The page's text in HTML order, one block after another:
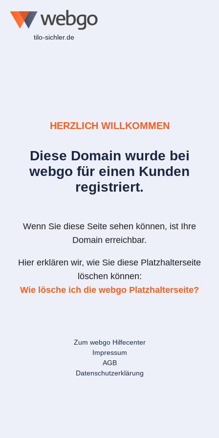
tilo-sichler.de
HERZLICH WILLKOMMEN
Diese Domain wurde bei
webgo für einen Kunden
registriert.
Wenn Sie diese Seite sehen können, ist Ihre
Domain erreichbar.
Hier erklären wir, wie Sie diese Platzhalterseite
löschen können:
Wie lösche ich die webgo Platzhalterseite?
Zum webgo Hilfecenter
Impressum
AGB
Datenschutzerklärung